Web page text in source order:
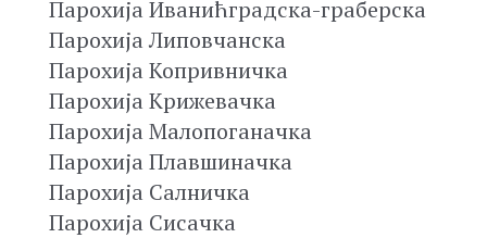
Парохија Иванићградска-граберска
Парохија Липовчанска
Парохија Копривничка
Парохија Крижевачка
Парохија Малопоганачка
Парохија Плавшиначка
Парохија Салничка
Парохија Сисачка